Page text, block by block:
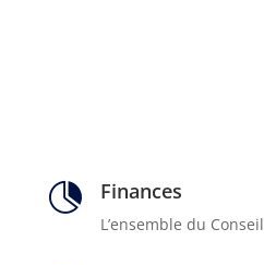
 Finances
L’ensemble du Conseil